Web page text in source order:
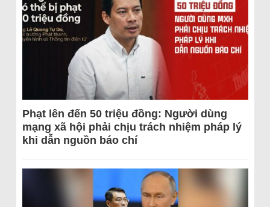
Phạt lên đến 50 triệu đồng: Người dùng
mạng xã hội phải chịu trách nhiệm pháp lý
khi dẫn nguồn báo chí